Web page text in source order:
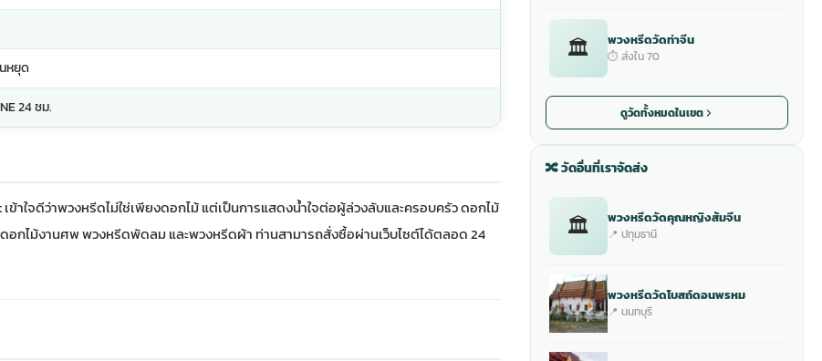
หยุด
24 ชม.
ข้าใจดีว่าพวงหรีดไม่ใช่เพียงดอกไม้ แต่เป็นการแสดงน้ำใจต่อผู้ล่วงลับและครอบครัว ดอกไม้
ดอกไม้งานศพพวงหรีดพัดลมและพวงหรีดผ้า ท่านสามารถสั่งซื้อผ่านเว็บไซต์ได้ตลอด 24
🏛 พวงหรีดวัดท่าจีน
⏱ ส่งใน 70
ดูวัดทั้งหมดในเขต
🔀 วัดอื่นที่เราจัดส่ง
🏛 พวงหรีดวัดคุณหญิงส้มจีน
📍 ปทุมธานี
พวงหรีดวัดโบสถ์ดอนพรหม
📍 นนทบุรี